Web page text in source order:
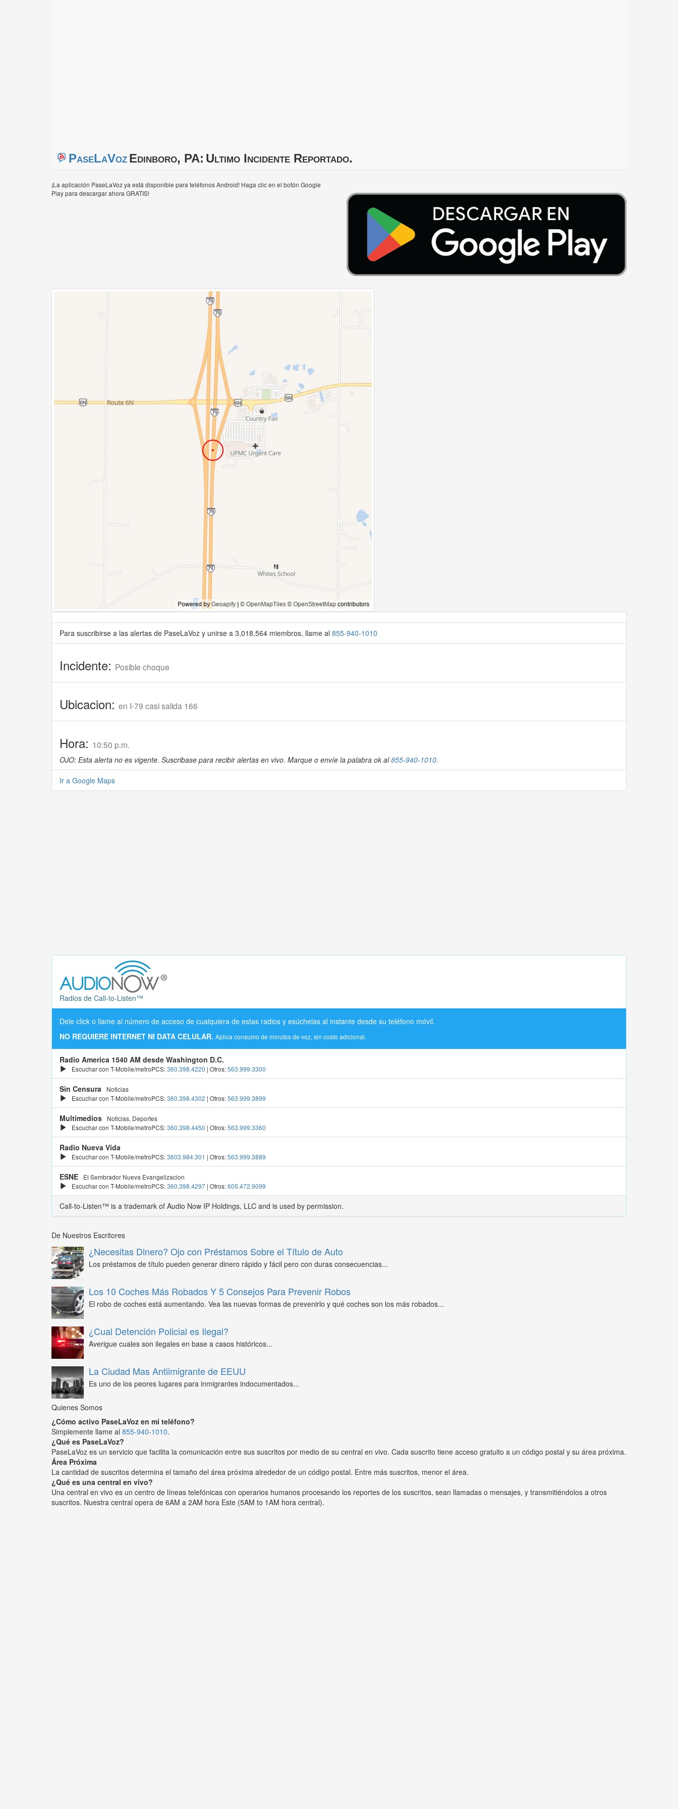
PaseLaVozEdinboro, PA: Ultimo Incidente Reportado.
¡La aplicación PaseLaVoz ya está disponible para teléfonos Android! Haga clic en el botón Google
Play para descargar ahora GRATIS!
Para suscribirse a las alertas de PaseLaVoz y unirse a 3,018,564 miembros, llame al 855-940-1010
Incidente: Posible choque
Ubicacion: en I-79 casi salida 166
Hora: 10:50 p.m.
OJO: Esta alerta no es vigente. Suscribase para recibir alertas en vivo. Marque o envíe la palabra ok al855-940-1010.
Ir a Google Maps
Radios de Call-to-Listen™
Dele click o llame al número de acceso de cualquiera de estas radios y esúchelas al instante desde su teléfono móvil.
NO REQUIERE INTERNET NI DATA CELULAR. Aplica consumo de minutos de voz, sin costo adicional.
Radio America 1540 AM desde Washington D.C.
Escuchar con T-Mobile/metroPCS:360.398.4220 | Otros:563.999.3300
Sin Censura
Noticias
Escuchar con T-Mobile/metroPCS:360.398.4302 | Otros:563.999.3899
Multimedios
Noticias, Deportes
Escuchar con T-Mobile/metroPCS:360.398.4450 | Otros:563.999.3360
Radio Nueva Vida
Escuchar con T-Mobile/metroPCS:3603.984.301 | Otros:563.999.3889
ESNE
El Sembrador Nueva Evangelizacion
Escuchar con T-Mobile/metroPCS:360.398.4297 | Otros:605.472.9099
Call-to-Listen™ is a trademark of Audio Now IP Holdings, LLC and is used by permission.
De Nuestros Escritores
¿Necesitas Dinero? Ojo con Préstamos Sobre el Título de Auto
Los préstamos de título pueden generar dinero rápido y fácil pero con duras consecuencias...
Los 10 Coches Más Robados Y 5 Consejos Para Prevenir Robos
El robo de coches está aumentando. Vea las nuevas formas de prevenirlo y qué coches son los más robados...
¿Cual Detención Policial es Ilegal?
Averigue cuales son ilegales en base a casos históricos...
La Ciudad Mas Antiimigrante de EEUU
Es uno de los peores lugares para inmigrantes indocumentados...
Quienes Somos
¿Cómo activo PaseLaVoz en mi teléfono?
Simplemente llame al 855-940-1010.
¿Qué es PaseLaVoz?
PaseLaVoz es un servicio que facilita la comunicación entre sus suscritos por medio de su central en vivo. Cada suscrito tiene acceso gratuito a un código postal y su área próxima.
Área Próxima
La cantidad de suscritos determina el tamaño del área próxima alrededor de un código postal. Entre más suscritos, menor el área.
¿Qué es una central en vivo?
Una central en vivo es un centro de líneas telefónicas con operarios humanos procesando los reportes de los suscritos, sean llamadas o mensajes, y transmitiéndolos a otros
suscritos. Nuestra central opera de 6AM a 2AM hora Este (5AM to 1AM hora central).